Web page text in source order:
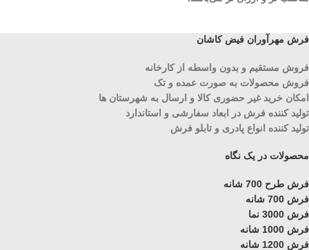
فرش مهرآوران فیض کاشان
فروش مستقیم و بدون واسطه از کارخانه
فروش محصولات به صورت عمده و تک
امکان خرید غیر حضوری کالا و ارسال به شهرستان ها
تولید کننده فرش در ابعاد سفارشی و استاندارد
تولید کننده انواع پادری و تابلو فرش
محصولات در یک نگاه
فرش طرح 700 شانه
فرش 700 شانه
فرش 3000 نما
فرش 1000 شانه
فرش 1200 شانه